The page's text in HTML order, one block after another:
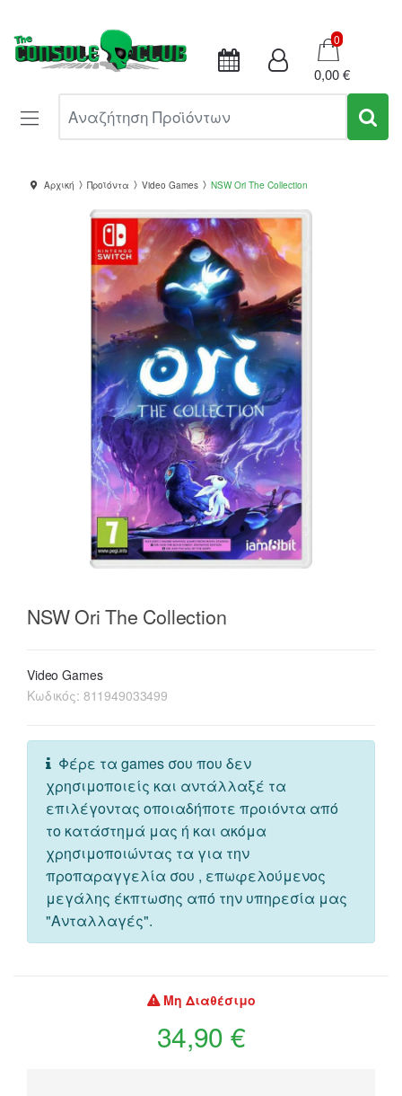
Καλάθι
0
0,00 €
Αρχική Προϊόντα Video Games NSW Ori The Collection
NSW Ori The Collection
Video Games
Κωδικός: 811949033499
Φέρε τα games σου που δεν
χρησιμοποιείς και αντάλλαξέ τα
επιλέγοντας οποιαδήποτε προιόντα από
το κατάστημά μας ή και ακόμα
χρησιμοποιώντας τα για την
προπαραγγελία σου , επωφελούμενος
μεγάλης έκπτωσης από την υπηρεσία μας
"Ανταλλαγές".
Μη Διαθέσιμο
34,90 €